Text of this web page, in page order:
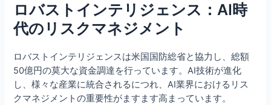
ロバストインテリジェンス：AI時
代のリスクマネジメント
ロバストインテリジェンスは米国国防総省と協力し、総額
50億円の莫大な資金調達を行っています。AI技術が進化
し、様々な産業に統合されるにつれ、AI業界におけるリス
クマネジメントの重要性がますます高まっています。